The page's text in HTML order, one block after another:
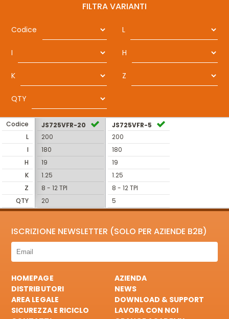
FILTRA VARIANTI
Codice L
I H
K Z
QTY
Codice
L
I
H
K
Z
QTY
JS725VFR-20
200
180
19
1.25
8 - 12 TPI
20
JS725VFR-5
200
180
19
1.25
8 - 12 TPI
5
ISCRIZIONE NEWSLETTER (SOLO PER AZIENDE B2B)
HOMEPAGE
AZIENDA
DISTRIBUTORI
NEWS
AREA LEGALE
DOWNLOAD & SUPPORT
SICUREZZA E RICICLO
LAVORA CON NOI